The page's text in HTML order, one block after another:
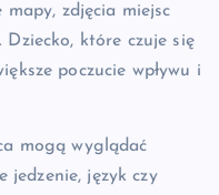
zdjęcia miejsc
które czuje się
poczucie wpływu i
mogą wyglądać
jedzenie, język czy